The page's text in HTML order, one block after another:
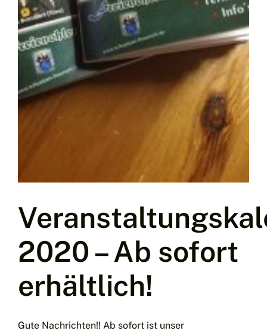
2020 – Ab sofort
erhältlich!
Gute Nachrichten!! Ab sofort ist unser